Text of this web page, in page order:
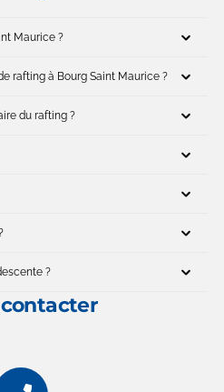
Maurice ?
rafting à Bourg Saint Maurice ?
du rafting ?
?